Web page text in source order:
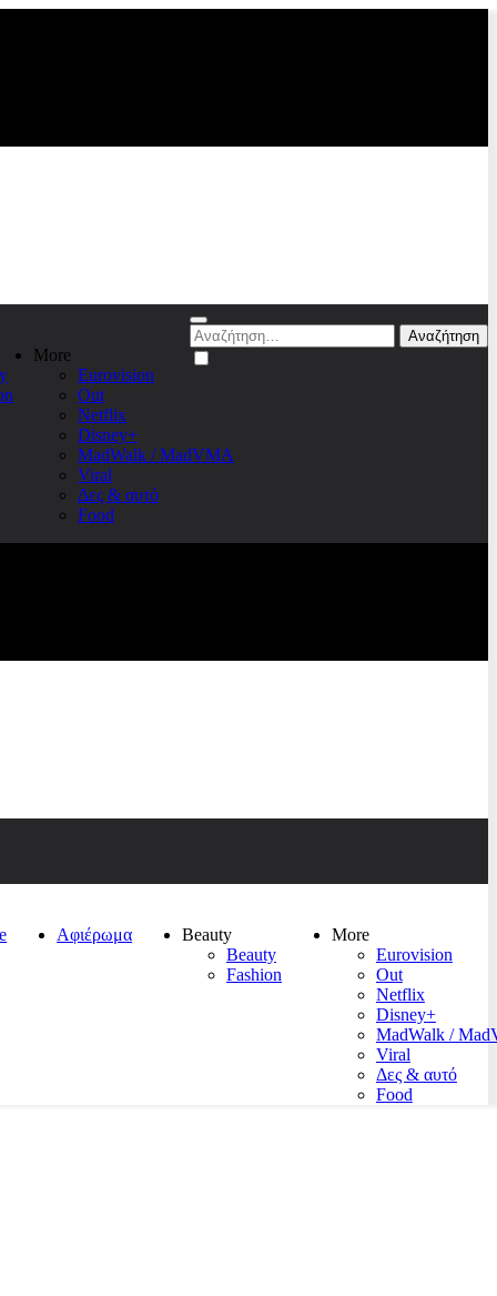
More
Eurovision
Out
Netflix
Disney+
MadWalk / MadVMA
Viral
Δες & αυτό
Food
Αναζήτηση
για:
Αφιέρωμα
Beauty
Beauty
Fashion
More
Eurovision
Out
Netflix
Disney+
MadWalk /
Viral
Δες & αυτό
Food